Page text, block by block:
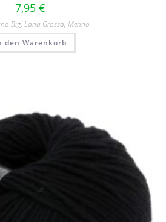
7,95 €
Big, Lana Grossa, Merino
den Warenkorb